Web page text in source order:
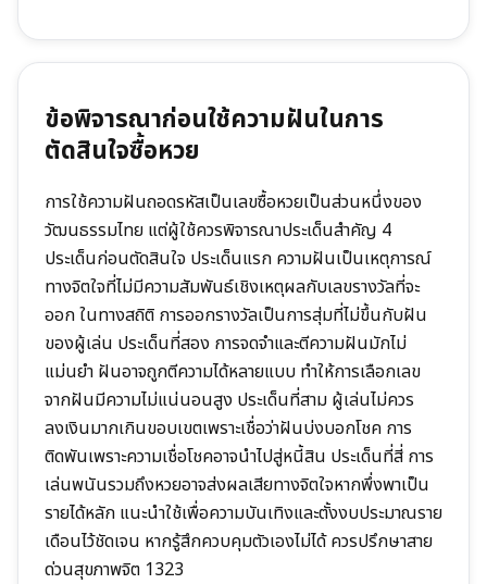
ข้อพิจารณาก่อนใช้ความฝันในการ
ตัดสินใจซื้อหวย
การใช้ความฝันถอดรหัสเป็นเลขซื้อหวยเป็นส่วนหนึ่งของ
วัฒนธรรมไทย แต่ผู้ใช้ควรพิจารณาประเด็นสำคัญ 4
ประเด็นก่อนตัดสินใจ ประเด็นแรก ความฝันเป็นเหตุการณ์
ทางจิตใจที่ไม่มีความสัมพันธ์เชิงเหตุผลกับเลขรางวัลที่จะ
ออก ในทางสถิติ การออกรางวัลเป็นการสุ่มที่ไม่ขึ้นกับฝัน
ของผู้เล่น ประเด็นที่สอง การจดจำและตีความฝันมักไม่
แม่นยำ ฝันอาจถูกตีความได้หลายแบบ ทำให้การเลือกเลข
จากฝันมีความไม่แน่นอนสูง ประเด็นที่สาม ผู้เล่นไม่ควร
ลงเงินมากเกินขอบเขตเพราะเชื่อว่าฝันบ่งบอกโชค การ
ติดพันเพราะความเชื่อโชคอาจนำไปสู่หนี้สิน ประเด็นที่สี่ การ
เล่นพนันรวมถึงหวยอาจส่งผลเสียทางจิตใจหากพึ่งพาเป็น
รายได้หลัก แนะนำใช้เพื่อความบันเทิงและตั้งงบประมาณราย
เดือนไว้ชัดเจน หากรู้สึกควบคุมตัวเองไม่ได้ ควรปรึกษาสาย
ด่วนสุขภาพจิต 1323